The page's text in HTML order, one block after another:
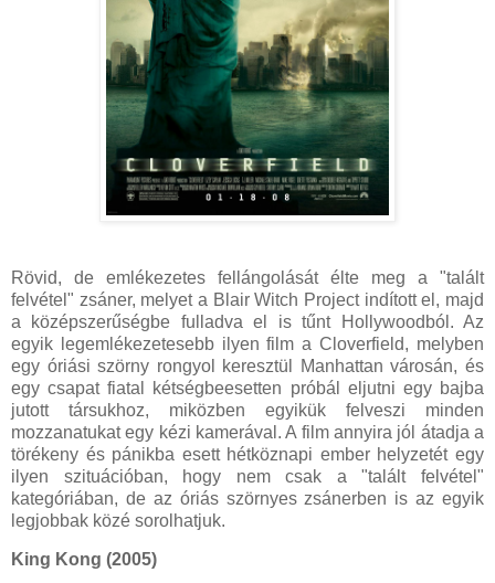
Rövid, de emlékezetes fellángolását élte meg a "talált
felvétel" zsáner, melyet a Blair Witch Project indított el, majd
a középszerűségbe fulladva el is tűnt Hollywoodból. Az
egyik legemlékezetesebb ilyen film a Cloverfield, melyben
egy óriási szörny rongyol keresztül Manhattan városán, és
egy csapat fiatal kétségbeesetten próbál eljutni egy bajba
jutott társukhoz, miközben egyikük felveszi minden
mozzanatukat egy kézi kamerával. A film annyira jól átadja a
törékeny és pánikba esett hétköznapi ember helyzetét egy
ilyen szituációban, hogy nem csak a "talált felvétel"
kategóriában, de az óriás szörnyes zsánerben is az egyik
legjobbak közé sorolhatjuk.
King Kong (2005)